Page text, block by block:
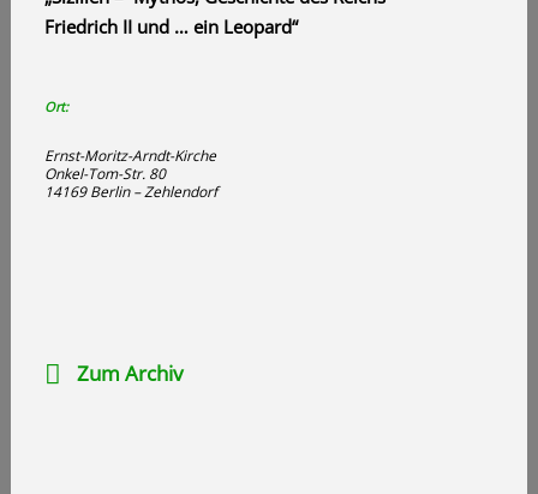
Friedrich II und … ein Leopard“
Ort:
Ernst-Moritz-Arndt-Kirche
Onkel-Tom-Str. 80
14169 Berlin – Zehlendorf
Zum Archiv